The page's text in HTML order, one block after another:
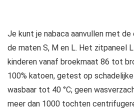
Je kunt je nabaca aanvullen met de
de maten S, M en L. Het zitpaneel
kinderen vanaf broekmaat 86 tot
100% katoen, getest op
wasbaar tot 40 °C; geen
meer dan 1000 tochten